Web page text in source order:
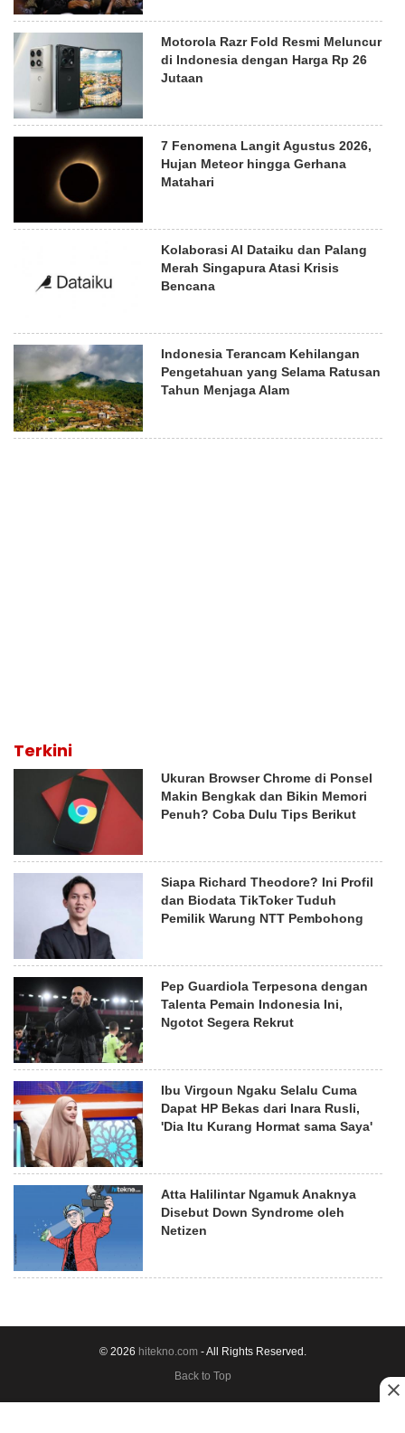
Motorola Razr Fold Resmi Meluncur
di Indonesia dengan Harga Rp 26
Jutaan
7 Fenomena Langit Agustus 2026,
Hujan Meteor hingga Gerhana
Matahari
Kolaborasi AI Dataiku dan Palang
Merah Singapura Atasi Krisis
Bencana
Indonesia Terancam Kehilangan
Pengetahuan yang Selama Ratusan
Tahun Menjaga Alam
Terkini
Ukuran Browser Chrome di Ponsel
Makin Bengkak dan Bikin Memori
Penuh? Coba Dulu Tips Berikut
Siapa Richard Theodore? Ini Profil
dan Biodata TikToker Tuduh
Pemilik Warung NTT Pembohong
Pep Guardiola Terpesona dengan
Talenta Pemain Indonesia Ini,
Ngotot Segera Rekrut
Ibu Virgoun Ngaku Selalu Cuma
Dapat HP Bekas dari Inara Rusli,
'Dia Itu Kurang Hormat sama Saya'
Atta Halilintar Ngamuk Anaknya
Disebut Down Syndrome oleh
Netizen
© 2026 hitekno.com- All Rights Reserved.
Back to Top